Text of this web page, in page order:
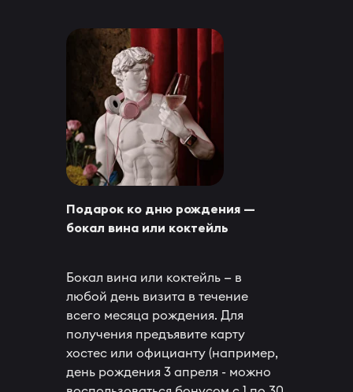
Подарок ко дню рождения —
бокал вина или коктейль
Бокал вина или коктейль — в
любой день визита в течение
всего месяца рождения. Для
получения предъявите карту
хостес или официанту (например,
день рождения 3 апреля - можно